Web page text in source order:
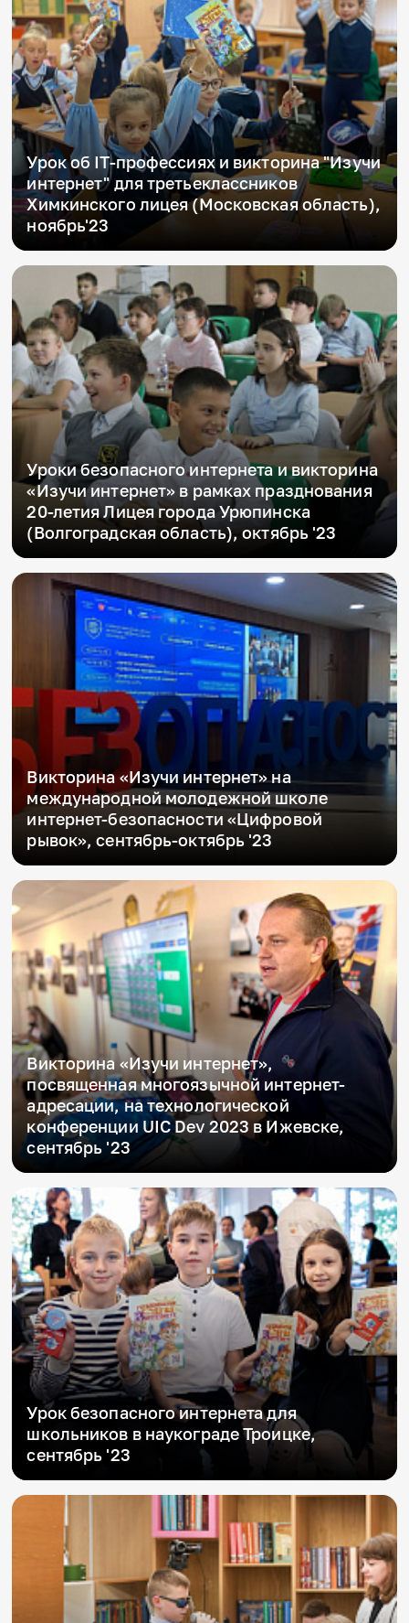
Урок об IT-профессиях и викторина "Изучи
интернет" для третьеклассников
Химкинского лицея (Московская область),
ноябрь'23
Уроки безопасного интернета и викторина
«Изучи интернет» в рамках празднования
20-летия Лицея города Урюпинска
(Волгоградская область), октябрь '23
Викторина «Изучи интернет» на
международной молодежной школе
интернет-безопасности «Цифровой
рывок», сентябрь-октябрь '23
Викторина «Изучи интернет»,
посвященная многоязычной интернет-
адресации, на технологической
конференции UIC Dev 2023 в Ижевске,
сентябрь '23
Урок безопасного интернета для
школьников в наукограде Троицке,
сентябрь '23